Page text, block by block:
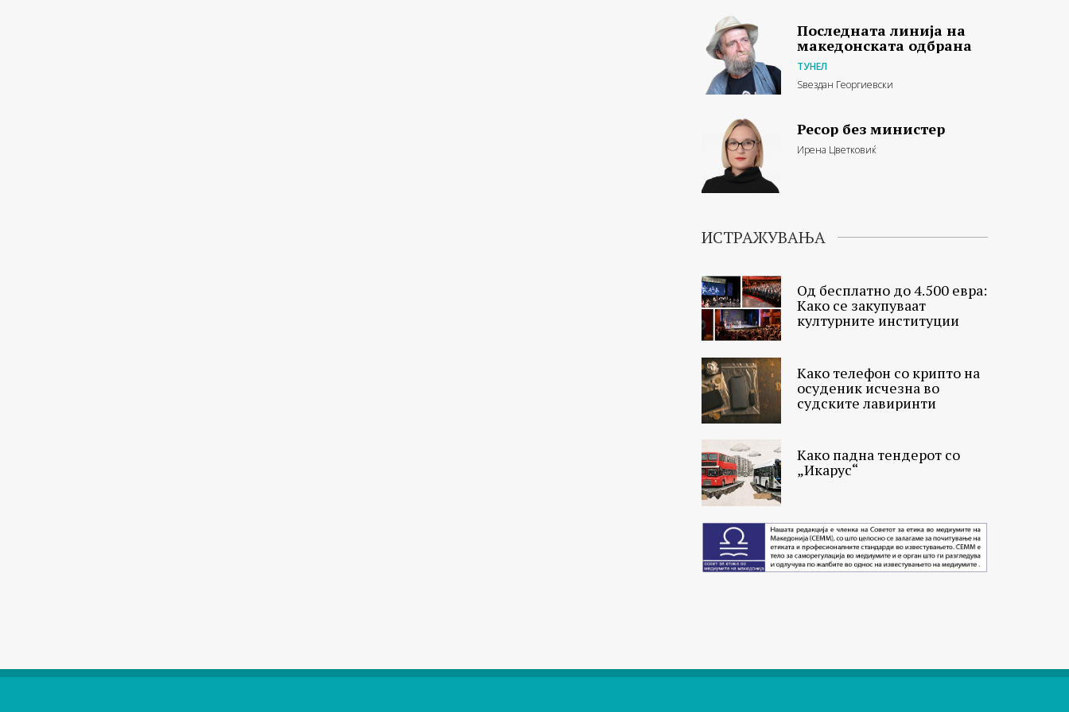
Последната линија на
македонската одбрана
ТУНЕЛ
Ѕвездан Георгиевски
Ресор без министер
Ирена Цветковиќ
ИСТРАЖУВАЊА
Од бесплатно до 4.500 евра:
Како се закупуваат
културните институции
Како телефон со крипто на
осуденик исчезна во
судските лавиринти
Како падна тендерот со
„Икарус“